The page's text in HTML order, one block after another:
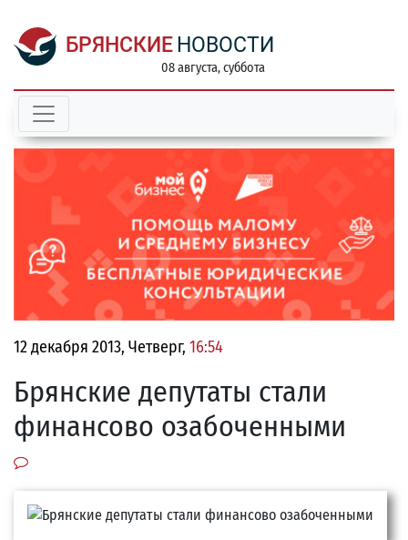
БРЯНСКИЕ НОВОСТИ
08 августа, суббота
12 декабря 2013, Четверг, 16:54
Брянские депутаты стали
финансово озабоченными